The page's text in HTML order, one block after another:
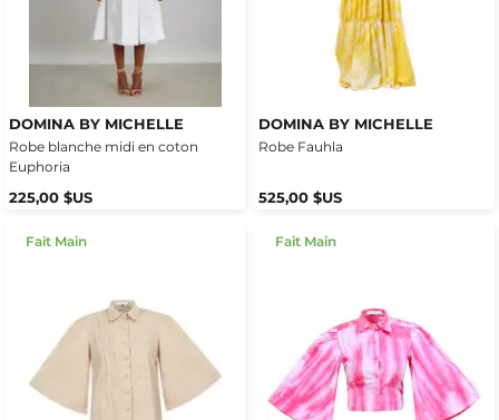
DOMINA BY MICHELLE
Robe blanche midi en coton
Euphoria
225,00 $US
DOMINA BY MICHELLE
Robe Fauhla
525,00 $US
Fait Main Fait Main